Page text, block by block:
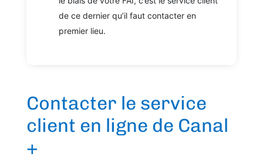
de ce dernier qu’il faut contacter en
premier lieu.
Contacter le service
client en ligne de Canal
+